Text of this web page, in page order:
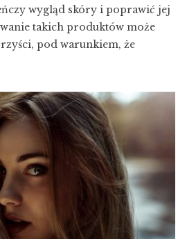
wygląd skóry i poprawić jej
takich produktów może
pod warunkiem, że